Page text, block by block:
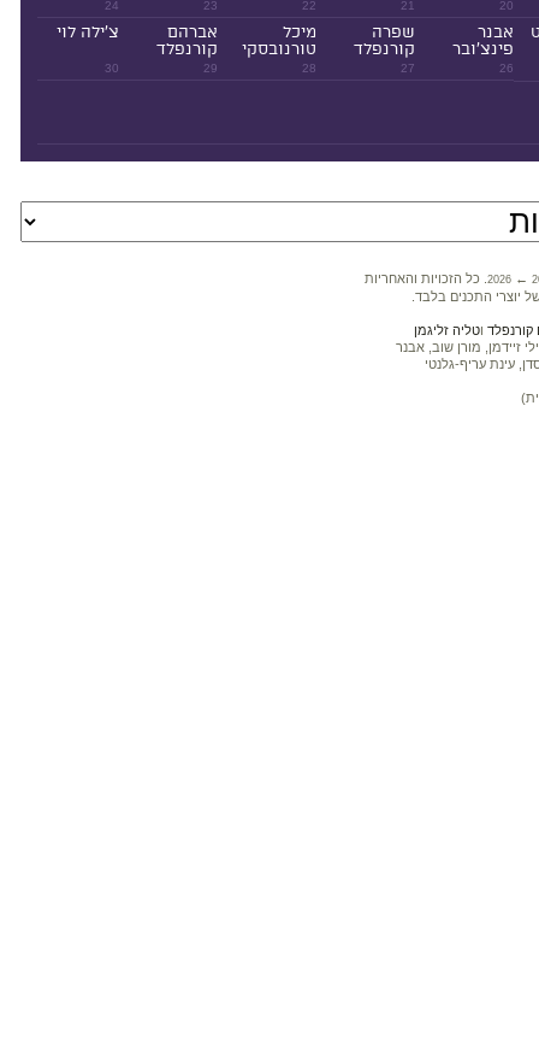
20
21
22
23
24
26
אבנר
פינצ'ובר
27
שפרה
קורנפלד
28
מיכל
טורנובסקי
29
אברהם
קורנפלד
30
צ'ילה לוי
2026 ←
. כל הזכויות והאחריות
יוצרי התכנים בלבד.
וטליה זליגמן
זיידמן, מורן שוב, אבנר
עינת עריף-גלנטי